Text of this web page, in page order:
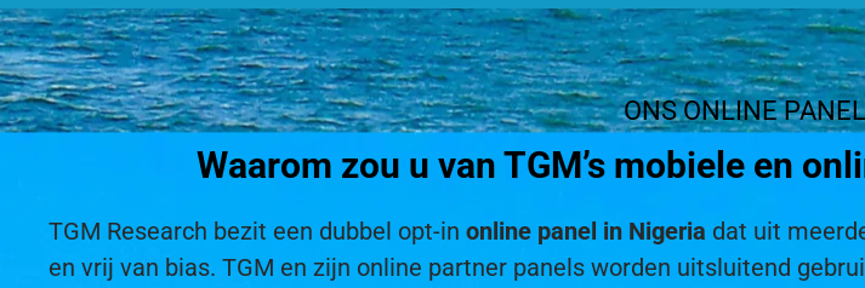
ONS ONLINE
Waarom zou u van TGM’s mobiele en
TGM Research bezit een dubbel opt-in online panel in Nigeria dat uit
en vrij van bias. TGM en zijn online partner panels worden uitsluitend